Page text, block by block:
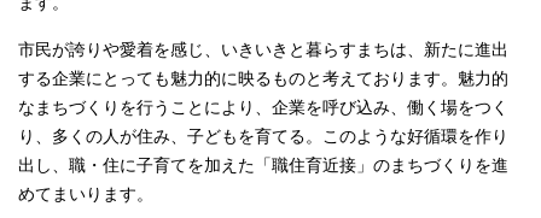
市民が誇りや愛着を感じ、いきいきと暮らすまちは、新たに進出
する企業にとっても魅力的に映るものと考えております。魅力的
なまちづくりを行うことにより、企業を呼び込み、働く場をつく
り、多くの人が住み、子どもを育てる。このような好循環を作り
出し、職・住に子育てを加えた「職住育近接」のまちづくりを進
めてまいります。